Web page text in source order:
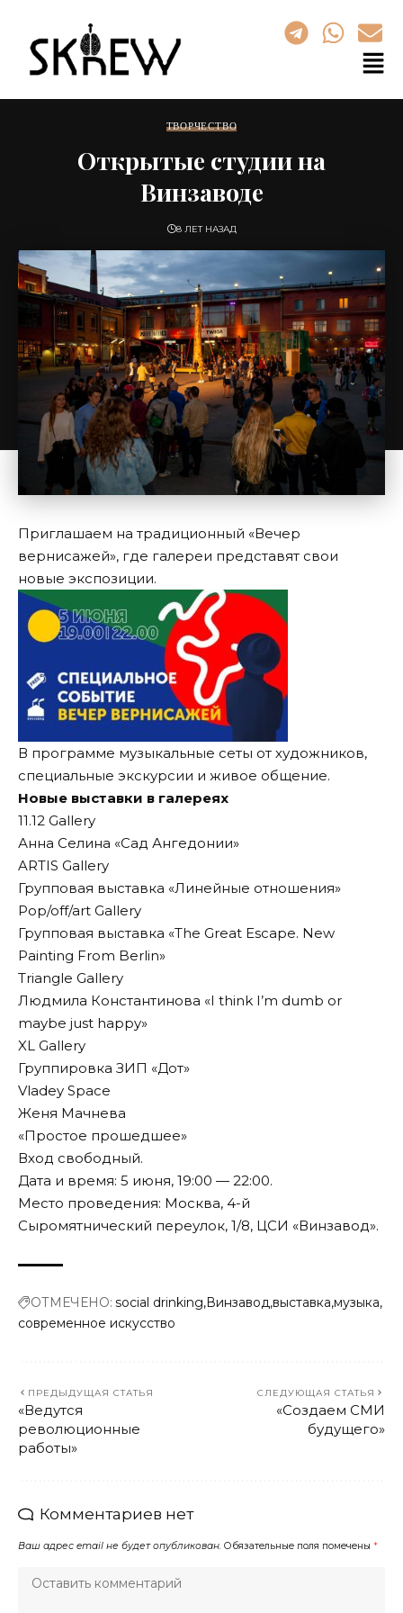
ТВОРЧЕСТВО
Открытые студии на
Винзаводе
8 ЛЕТ НАЗАД
Приглашаем на традиционный «Вечер
вернисажей», где галереи представят свои
новые экспозиции.
В программе музыкальные сеты от художников,
специальные экскурсии и живое общение.
Новые выставки в галереях
11.12 Gallery
Анна Селина «Сад Ангедонии»
ARTIS Gallery
Групповая выставка «Линейные отношения»
Pop/off/art Gallery
Групповая выставка «The Great Escape. New
Painting From Berlin»
Triangle Gallery
Людмила Константинова «I think I’m dumb or
maybe just happy»
XL Gallery
Группировка ЗИП «Дот»
Vladey Space
Женя Мачнева
«Простое прошедшее»
Вход свободный.
Дата и время: 5 июня, 19:00 — 22:00.
Место проведения: Москва, 4-й
Сыромятнический переулок, 1/8, ЦСИ «Винзавод».
ОТМЕЧЕНО: social drinking Винзавод выставка музыка
современное искусство
ПРЕДЫДУЩАЯ СТАТЬЯ
«Ведутся
революционные
работы»
СЛЕДУЮЩАЯ СТАТЬЯ
«Создаем СМИ
будущего»
Комментариев нет
Ваш адрес email не будет опубликован. Обязательные поля помечены *